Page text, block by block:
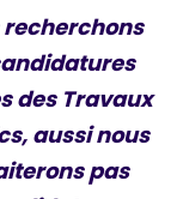
recherchons
des Travaux
aussi nous
pas